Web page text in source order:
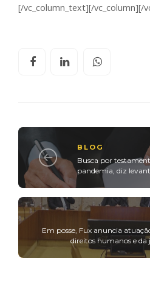
[/vc_column_text][/vc_column][/
BLOG
Busca por
pandemia, diz
Em posse, Fux anuncia
direitos humanos e da